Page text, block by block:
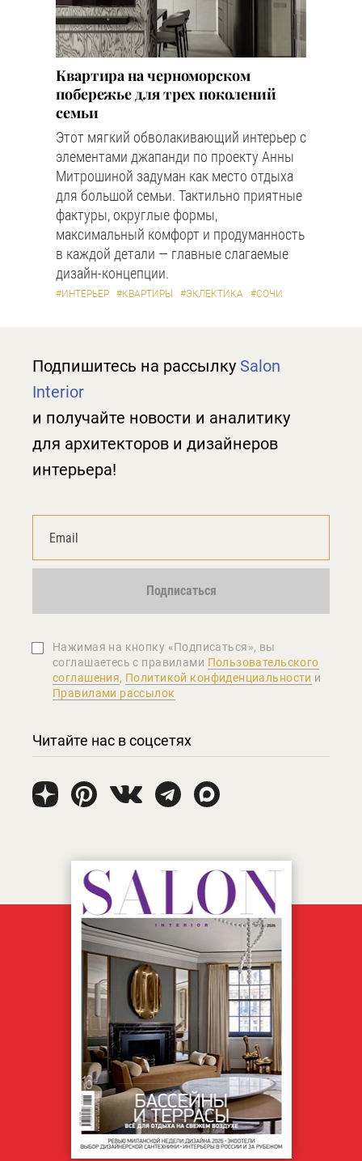
Квартира на черноморском
побережье для трех поколений
семьи
Этот мягкий обволакивающий интерьер с
элементами джапанди по проекту Анны
Митрошиной задуман как место отдыха
для большой семьи. Тактильно приятные
фактуры, округлые формы,
максимальный комфорт и продуманность
в каждой детали — главные слагаемые
дизайн-концепции.
#ИНТЕРЬЕР #КВАРТИРЫ #ЭКЛЕКТИКА #СОЧИ
Подпишитесь на рассылку Salon
Interior
и получайте новости и аналитику
для архитекторов и дизайнеров
интерьера!
Подписаться
Нажимая на кнопку «Подписаться», вы
соглашаетеcь с правилами Пользовательского
соглашения, Политикой конфиденциальности и
Правилами рассылок
Читайте нас в соцсетях